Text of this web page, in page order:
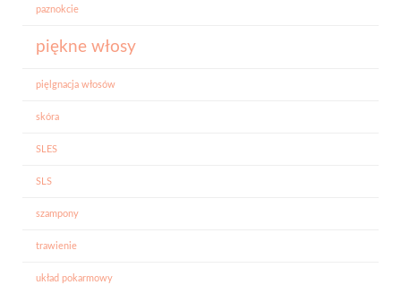
paznokcie
piękne włosy
pięlgnacja włosów
skóra
SLES
SLS
szampony
trawienie
układ pokarmowy